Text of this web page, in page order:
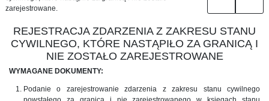
zarejestrowane.
REJESTRACJA ZDARZENIA Z ZAKRESU STANU
CYWILNEGO, KTÓRE NASTĄPIŁO ZA GRANICĄ I
NIE ZOSTAŁO ZAREJESTROWANE
WYMAGANE DOKUMENTY:
Podanie o zarejestrowanie zdarzenia z zakresu stanu cywilnego